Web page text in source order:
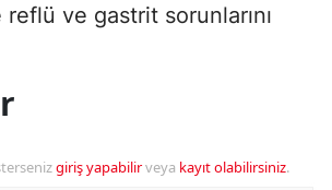
ve gastrit sorunlarını
giriş yapabilirveya kayıt olabilirsiniz.